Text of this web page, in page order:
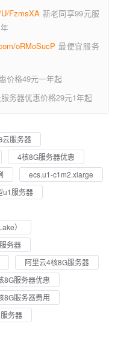
FzmsXA 新老同享99元服
oRMoSucP 最便宜服务
价格49元一年起
务器优惠价格29元1年起
云服务器
4核8G服务器优惠
ecs.u1-c1m2.xlarge
u1服务器
）
务器
阿里云4核8G服务器
8G服务器优惠
8G服务器费用
务器